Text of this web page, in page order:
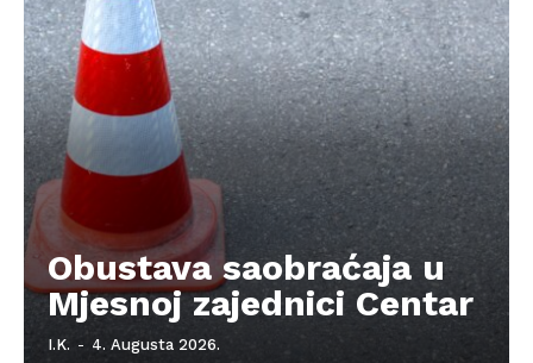
Obustava saobraćaja u
Mjesnoj zajednici Centar
I.K. - 4. Augusta 2026.